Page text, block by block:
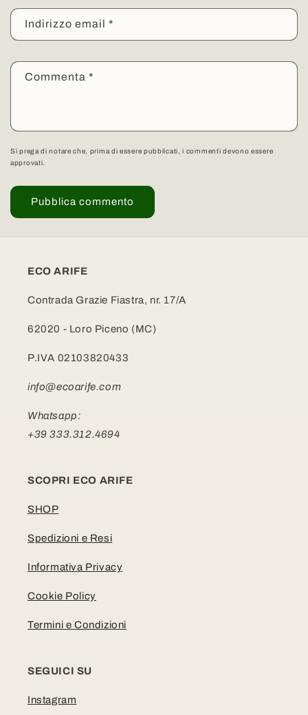
Indirizzo email *
Commenta *
Si prega di notare che, prima di essere pubblicati, i commenti devono essere
approvati.
ECO ARIFE
Contrada Grazie Fiastra, nr. 17/A
62020 - Loro Piceno (MC)
P.IVA 02103820433
info@ecoarife.com
Whatsapp:
+39 333.312.4694
SCOPRI ECO ARIFE
SHOP
Spedizioni e Resi
Informativa Privacy
Cookie Policy
Termini e Condizioni
SEGUICI SU
Instagram